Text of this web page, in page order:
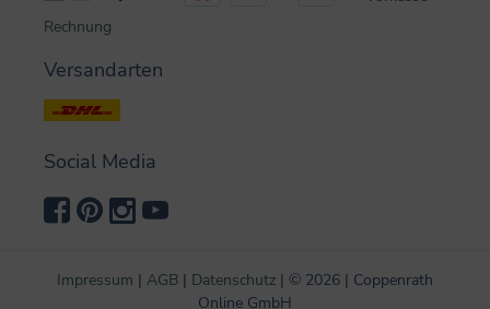
Rechnung
Versandarten
Social Media
Impressum | AGB | Datenschutz | © 2026 | Coppenrath
Online GmbH